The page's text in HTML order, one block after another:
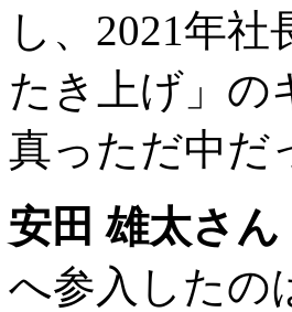
し、2021年
たき上げ」の
真っただ中だ
安田 雄太さ
へ参入したの